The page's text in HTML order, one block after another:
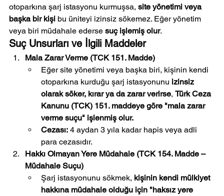
otoparkına şarj istasyonu kurmuşsa, site yönetimi veya
başka bir kişi bu üniteyi izinsiz sökemez. Eğer yönetim
veya biri müdahale ederse suç işlemiş olur.
Suç Unsurları ve İlgili Maddeler
Mala Zarar Verme (TCK 151. Madde)
Eğer site yönetimi veya başka biri, kişinin kendi
otoparkına kurduğu şarj istasyonunu izinsiz
olarak söker, kırar ya da zarar verirse, Türk Ceza
Kanunu (TCK) 151. maddeye göre "mala zarar
verme suçu" işlenmiş olur.
Cezası: 4 aydan 3 yıla kadar hapis veya adli
para cezasıdır.
Hakkı Olmayan Yere Müdahale (TCK 154. Madde –
Müdahale Suçu)
Şarj istasyonunu sökmek, kişinin kendi mülkiyet
hakkına müdahale olduğu için "haksız yere